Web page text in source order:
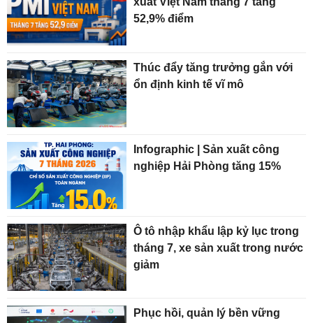
52,9% điểm
Thúc đẩy tăng trưởng gắn với
ổn định kinh tế vĩ mô
Infographic | Sản xuất công
nghiệp Hải Phòng tăng 15%
Ô tô nhập khẩu lập kỷ lục trong
tháng 7, xe sản xuất trong nước
giảm
Phục hồi, quản lý bền vững